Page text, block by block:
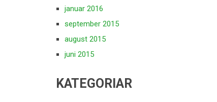
januar 2016
september 2015
august 2015
juni 2015
KATEGORIAR